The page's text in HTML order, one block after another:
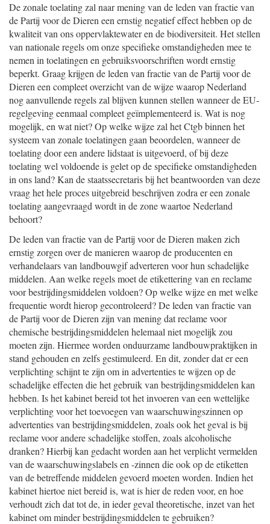
De zonale toelating zal naar mening van de leden van fractie van
de Partij voor de Dieren een ernstig negatief effect hebben op de
kwaliteit van ons oppervlaktewater en de biodiversiteit. Het stellen
van nationale regels om onze specifieke omstandigheden mee te
nemen in toelatingen en gebruiksvoorschriften wordt ernstig
beperkt. Graag krijgen de leden van fractie van de Partij voor de
Dieren een compleet overzicht van de wijze waarop Nederland
nog aanvullende regels zal blijven kunnen stellen wanneer de EU-
regelgeving eenmaal compleet geïmplementeerd is. Wat is nog
mogelijk, en wat niet? Op welke wijze zal het Ctgb binnen het
systeem van zonale toelatingen gaan beoordelen, wanneer de
toelating door een andere lidstaat is uitgevoerd, of bij deze
toelating wel voldoende is gelet op de specifieke omstandigheden
in ons land? Kan de staatssecretaris bij het beantwoorden van deze
vraag het hele proces uitgebreid beschrijven zodra er een zonale
toelating aangevraagd wordt in de zone waartoe Nederland
behoort?
De leden van fractie van de Partij voor de Dieren maken zich
ernstig zorgen over de manieren waarop de producenten en
verhandelaars van landbouwgif adverteren voor hun schadelijke
middelen. Aan welke regels moet de etikettering van en reclame
voor bestrijdingsmiddelen voldoen? Op welke wijze en met welke
frequentie wordt hierop gecontroleerd? De leden van fractie van
de Partij voor de Dieren zijn van mening dat reclame voor
chemische bestrijdingsmiddelen helemaal niet mogelijk zou
moeten zijn. Hiermee worden onduurzame landbouwpraktijken in
stand gehouden en zelfs gestimuleerd. En dit, zonder dat er een
verplichting schijnt te zijn om in advertenties te wijzen op de
schadelijke effecten die het gebruik van bestrijdingsmiddelen kan
hebben. Is het kabinet bereid tot het invoeren van een wettelijke
verplichting voor het toevoegen van waarschuwingszinnen op
advertenties van bestrijdingsmiddelen, zoals ook het geval is bij
reclame voor andere schadelijke stoffen, zoals alcoholische
dranken? Hierbij kan gedacht worden aan het verplicht vermelden
van de waarschuwingslabels en -zinnen die ook op de etiketten
van de betreffende middelen gevoerd moeten worden. Indien het
kabinet hiertoe niet bereid is, wat is hier de reden voor, en hoe
verhoudt zich dat tot de, in ieder geval theoretische, inzet van het
kabinet om minder bestrijdingsmiddelen te gebruiken?